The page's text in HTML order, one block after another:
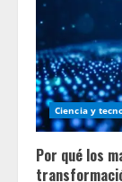
Ciencia y
Por qué los